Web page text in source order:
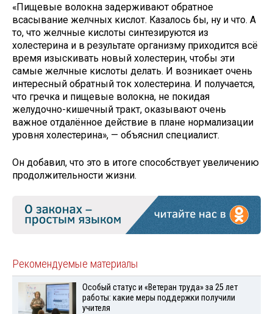
«Пищевые волокна задерживают обратное
всасывание желчных кислот. Казалось бы, ну и что. А
то, что желчные кислоты синтезируются из
холестерина и в результате организму приходится всё
время изыскивать новый холестерин, чтобы эти
самые желчные кислоты делать. И возникает очень
интересный обратный ток холестерина. И получается,
что гречка и пищевые волокна, не покидая
желудочно-кишечный тракт, оказывают очень
важное отдалённое действие в плане нормализации
уровня холестерина», — объяснил специалист.
Он добавил, что это в итоге способствует увеличению
продолжительности жизни.
Рекомендуемые материалы
Особый статус и «Ветеран труда» за 25 лет
работы: какие меры поддержки получили
учителя